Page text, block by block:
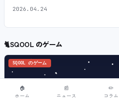
2026.04.24
🐈SQOOL のゲーム
SQOOL のゲーム
🏠
ホーム
📰
ニュース
✏️
コラム